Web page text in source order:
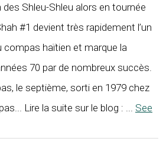
des Shleu-Shleu alors en tournée
#1 devient très rapidement l’un
compas haïtien et marque la
70 par de nombreux succès.
le septième, sorti en 1979 chez
Lire la suite sur le blog :
See